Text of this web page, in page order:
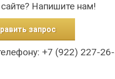
Напишите нам!
запрос
+7 (922) 227-